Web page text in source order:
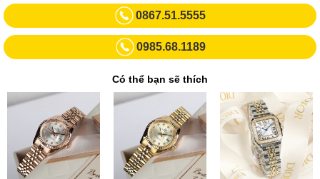
0969102552
Số 55 Trần Đăng Ninh – Cầu Giấy – Hà Nội
0963264832
02437836542
Số 8 Trần Duy Hưng - Cầu Giấy - Hà Nội
02432232319
Số 413 Quang Trung - Hà Đông - Hà Nội
0867.51.5555
0985.68.1189
Có thể bạn sẽ thích